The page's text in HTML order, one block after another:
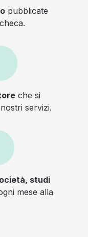
pubblicate
che si
servizi.
studi
mese alla